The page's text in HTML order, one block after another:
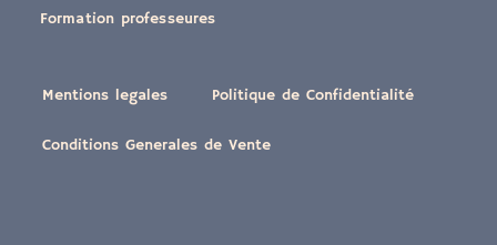
Formation professeures
Mentions legales Politique de Confidentialité
Conditions Generales de Vente